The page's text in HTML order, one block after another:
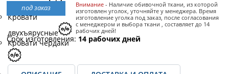
изголовьем
Кровати
двухъярусные
Кровати чердаки
под заказ Внимание - Наличие обивочной ткани, из которой
изготовлен уголок, уточняйте у менеджера. Время
изготовление уголка под заказ, после согласования
с менеджером и выбора ткани , составляет до 14
рабочих дней!
Срок изготовления: 14 рабочих дней